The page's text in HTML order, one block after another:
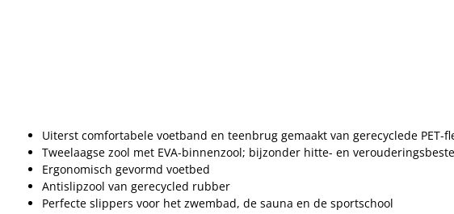
Uiterst comfortabele voetband en teenbrug gemaakt van gerecyclede PET-
Tweelaagse zool met EVA-binnenzool; bijzonder hitte- en
Ergonomisch gevormd voetbed
Antislipzool van gerecycled rubber
Perfecte slippers voor het zwembad, de sauna en de sportschool